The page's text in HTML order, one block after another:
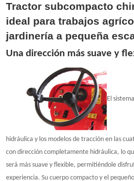
Tractor subcompacto
ideal para trabajos
jardinería a pequeña
Una dirección más suave y
El
hidráulica y los modelos de tracción en las
con dirección completamente hidráulica, lo
será más suave y flexible, permitiéndole
experiencia. Su cuerpo compacto y el